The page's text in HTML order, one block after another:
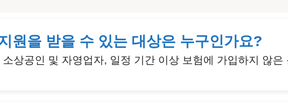
원을 받을 수 있는 대상은 누구인가요?
상공인 및 자영업자, 일정 기간 이상 보험에 가입하지 않은